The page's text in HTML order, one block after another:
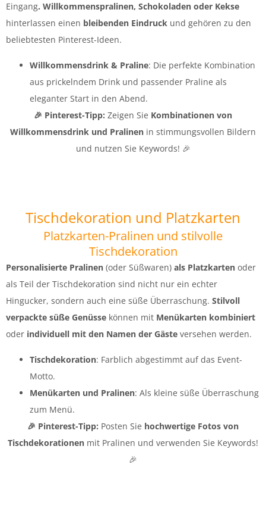
Eingang. Willkommenspralinen, Schokoladen oder Kekse
hinterlassen einen bleibenden Eindruck und gehören zu den
beliebtesten Pinterest-Ideen.
Willkommensdrink & Praline: Die perfekte Kombination
aus prickelndem Drink und passender Praline als
eleganter Start in den Abend.
🎉 Pinterest-Tipp: Zeigen Sie Kombinationen von
Willkommensdrink und Pralinen in stimmungsvollen Bildern
und nutzen Sie Keywords! 🎉
Tischdekoration und Platzkarten
Platzkarten-Pralinen und stilvolle
Tischdekoration
Personalisierte Pralinen (oder Süßwaren) als Platzkarten oder
als Teil der Tischdekoration sind nicht nur ein echter
Hingucker, sondern auch eine süße Überraschung. Stilvoll
verpackte süße Genüsse können mit Menükarten kombiniert
oder individuell mit den Namen der Gäste versehen werden.
Tischdekoration: Farblich abgestimmt auf das Event-
Motto.
Menükarten und Pralinen: Als kleine süße Überraschung
zum Menü.
🎉 Pinterest-Tipp: Posten Sie hochwertige Fotos von
Tischdekorationen mit Pralinen und verwenden Sie Keywords!
🎉